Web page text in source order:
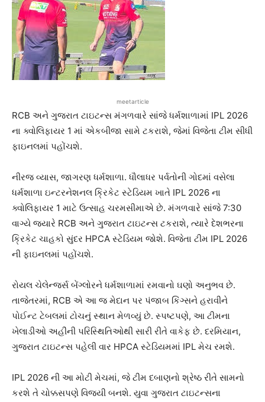
meetarticle
RCB અને ગુજરાત ટાઇટન્સ મંગળવારે સાંજે ધર્મશાળામાં IPL 2026
ના ક્વોલિફાયર 1 માં એકબીજા સામે ટકરાશે, જેમાં વિજેતા ટીમ સીધી
ફાઇનલમાં પહોંચશે.
નીરજ વ્યાસ, જાગરણ ધર્મશાળા. ધૌલાધર પર્વતોની ગોદમાં વસેલા
ધર્મશાળા ઇન્ટરનેશનલ ક્રિકેટ સ્ટેડિયમ ખાતે IPL 2026 ના
ક્વોલિફાયર 1 માટે ઉત્સાહ ચરમસીમાએ છે. મંગળવારે સાંજે 7:30
વાગ્યે જ્યારે RCB અને ગુજરાત ટાઇટન્સ ટકરાશે, ત્યારે દેશભરના
ક્રિકેટ ચાહકો સુંદર HPCA સ્ટેડિયમ જોશે. વિજેતા ટીમ IPL 2026
ની ફાઇનલમાં પહોંચશે.
રોયલ ચેલેન્જર્સ બેંગ્લોરને ધર્મશાળામાં રમવાનો ઘણો અનુભવ છે.
તાજેતરમાં, RCB એ આ જ મેદાન પર પંજાબ કિંગ્સને હરાવીને
પોઈન્ટ ટેબલમાં ટોચનું સ્થાન મેળવ્યું છે. સ્પષ્ટપણે, આ ટીમના
ખેલાડીઓ અહીંની પરિસ્થિતિઓથી સારી રીતે વાકેફ છે. દરમિયાન,
ગુજરાત ટાઇટન્સ પહેલી વાર HPCA સ્ટેડિયમમાં IPL મેચ રમશે.
IPL 2026 ની આ મોટી મેચમાં, જે ટીમ દબાણનો શ્રેષ્ઠ રીતે સામનો
કરશે તે ચોક્કસપણે વિજયી બનશે. યુવા ગુજરાત ટાઇટન્સના